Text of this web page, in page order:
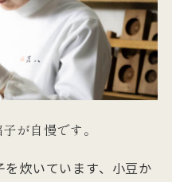
が自慢です。
炊いています、小豆か